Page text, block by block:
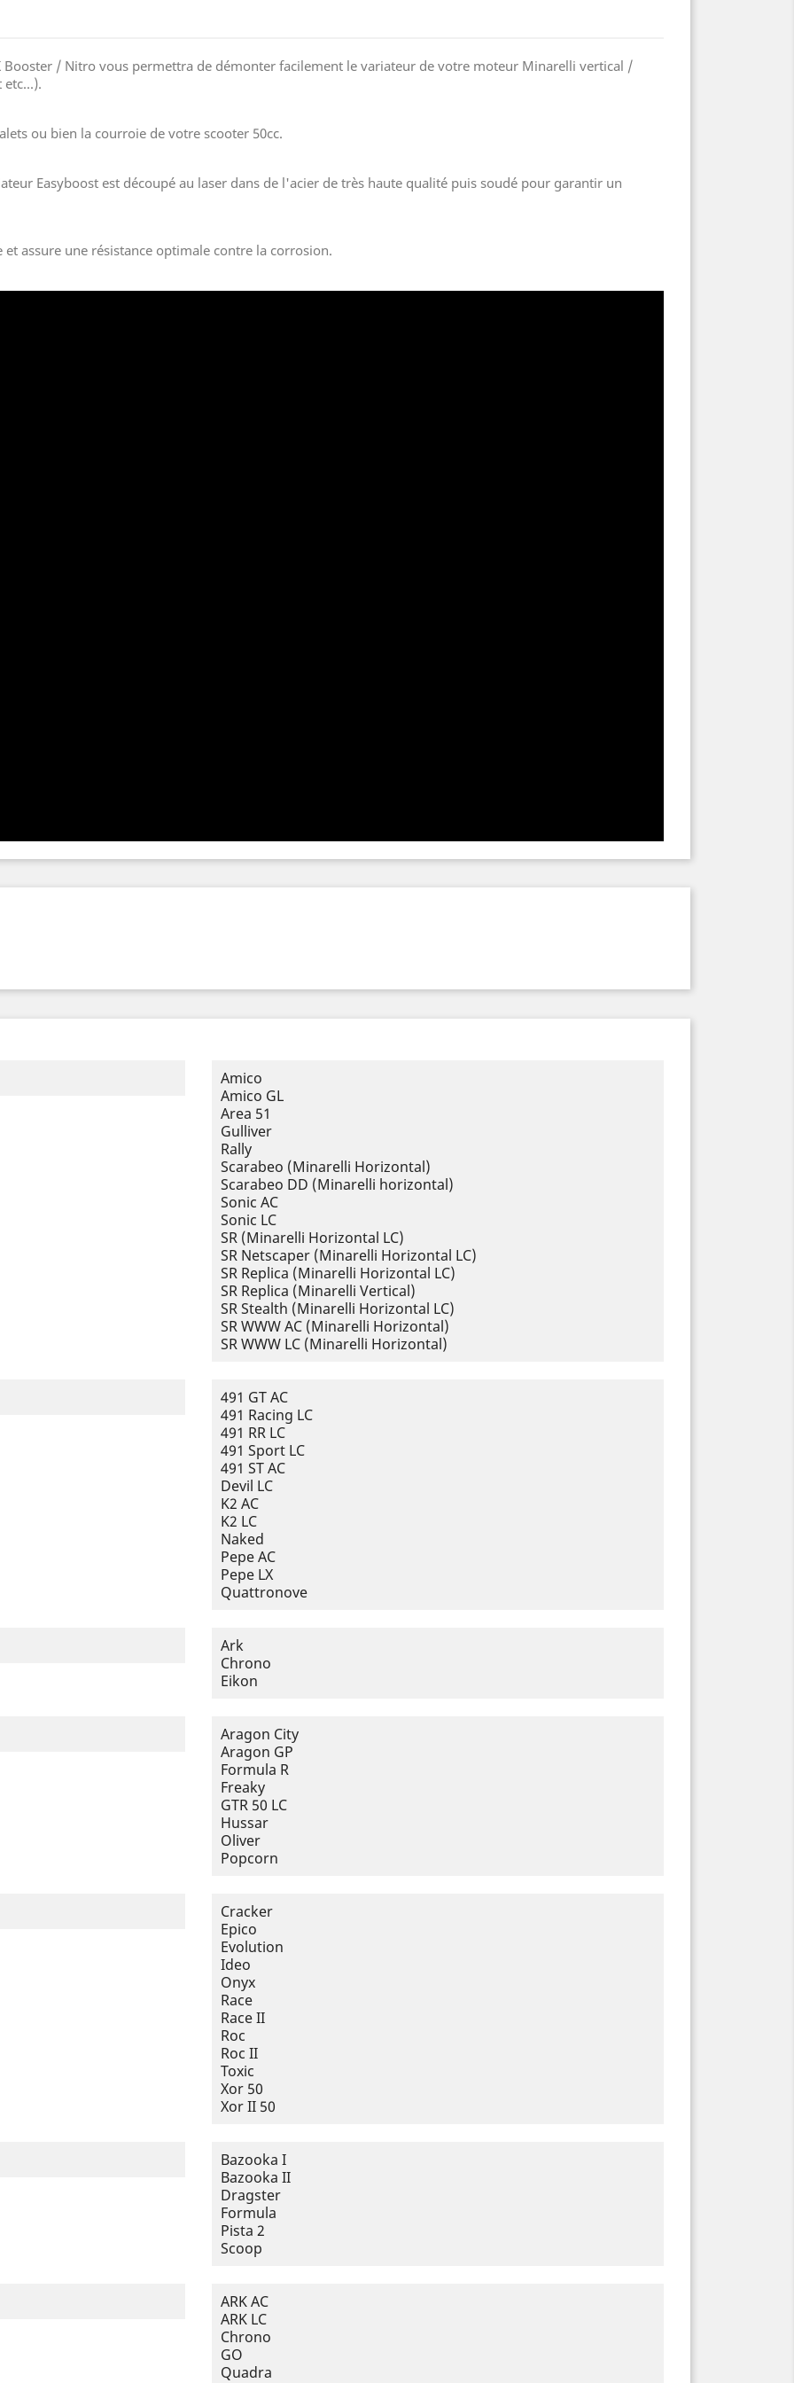
Booster / Nitro vous permettra de démonter facilement le variateur de votre moteur Minarelli vertical /
ou bien la courroie de votre scooter 50cc.
Easyboost est découpé au laser dans de l'acier de très haute qualité puis soudé pour garantir un
assure une résistance optimale contre la corrosion.
Amico
Amico GL
Area 51
Gulliver
Rally
Scarabeo (Minarelli Horizontal)
Scarabeo DD (Minarelli horizontal)
Sonic AC
Sonic LC
SR (Minarelli Horizontal LC)
SR Netscaper (Minarelli Horizontal LC)
SR Replica (Minarelli Horizontal LC)
SR Replica (Minarelli Vertical)
SR Stealth (Minarelli Horizontal LC)
SR WWW AC (Minarelli Horizontal)
SR WWW LC (Minarelli Horizontal)
491 GT AC
491 Racing LC
491 RR LC
491 Sport LC
491 ST AC
Devil LC
K2 AC
K2 LC
Naked
Pepe AC
Pepe LX
Quattronove
Ark
Chrono
Eikon
Aragon City
Aragon GP
Formula R
Freaky
GTR 50 LC
Hussar
Oliver
Popcorn
Cracker
Epico
Evolution
Ideo
Onyx
Race
Race II
Roc
Roc II
Toxic
Xor 50
Xor II 50
Bazooka I
Bazooka II
Dragster
Formula
Pista 2
Scoop
ARK AC
ARK LC
Chrono
GO
Quadra